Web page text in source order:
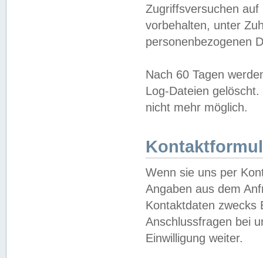
Zugriffsversuchen
vorbehalten, unter
personenbezogenen
Nach 60 Tagen
Log-Dateien
nicht mehr möglich.
Wenn sie uns per
Angaben aus dem
Kontaktdaten zwecks
Anschlussfragen bei
Einwilligung weiter.